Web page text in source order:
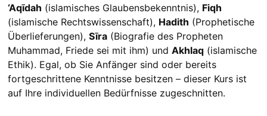
‘Aqīdah (islamisches Glaubensbekenntnis), Fiqh
(islamische Rechtswissenschaft), Hadith (Prophetische
Überlieferungen),Sīra (Biografie des Propheten
Muhammad, Friede sei mit ihm) undAkhlaq (islamische
Ethik). Egal, ob Sie Anfänger sind oder bereits
fortgeschrittene Kenntnisse besitzen – dieser Kurs ist
auf Ihre individuellen Bedürfnisse zugeschnitten.